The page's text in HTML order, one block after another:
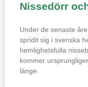
Nissedörr
Under de senaste
spridit sig i svenska
hemlighetsfulla
kommer
länge